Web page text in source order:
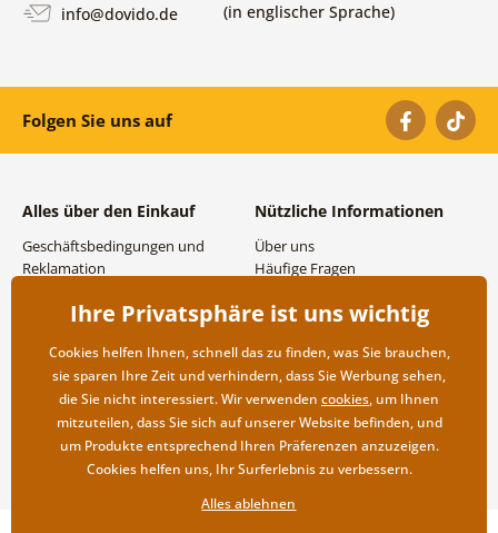
info@dovido.de (in englischer Sprache)
Folgen Sie uns auf
Alles über den Einkauf
Geschäftsbedingungen und
Reklamation
Versand- und
Rücksendung der Ware
Nützliche Informationen
Über uns
Häufige Fragen
Großhandel und
Ihre Privatsphäre ist uns wichtig
Cookies helfen Ihnen, schnell das zu finden, was Sie brauchen,
sie sparen Ihre Zeit und verhindern, dass Sie Werbung sehen,
die Sie nicht interessiert. Wir verwenden cookies, um Ihnen
mitzuteilen, dass Sie sich auf unserer Website befinden, und
um Produkte entsprechend Ihren Präferenzen anzuzeigen.
Cookies helfen uns, Ihr Surferlebnis zu verbessern.
Alles ablehnen